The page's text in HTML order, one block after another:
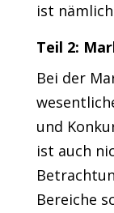
ist
Teil 2:
Bei der
und
ist auch
Bereiche